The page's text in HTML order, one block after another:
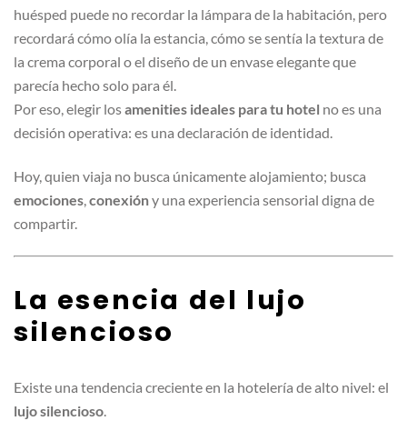
huésped puede no recordar la lámpara de la habitación, pero
recordará cómo olía la estancia, cómo se sentía la textura de
la crema corporal o el diseño de un envase elegante que
parecía hecho solo para él.
Por eso, elegir losamenities ideales para tu hotel no es una
decisión operativa: es una declaración de identidad.
Hoy, quien viaja no busca únicamente alojamiento; busca
emociones,conexióny una experiencia sensorial digna de
compartir.
La esencia del lujo
silencioso
Existe una tendencia creciente en la hotelería de alto nivel: el
lujo silencioso.